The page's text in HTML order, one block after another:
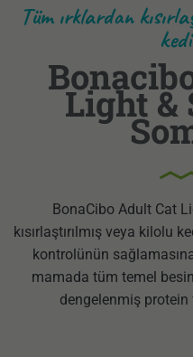
Tüm ırklardan
Light &
BonaCibo Adult Cat
kısırlaştırılmış veya kilolu
kontrolünün
mamada tüm temel
dengelenmiş protein